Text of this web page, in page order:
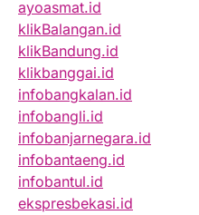
ayoasmat.id
klikBalangan.id
klikBandung.id
klikbanggai.id
infobangkalan.id
infobangli.id
infobanjarnegara.id
infobantaeng.id
infobantul.id
ekspresbekasi.id